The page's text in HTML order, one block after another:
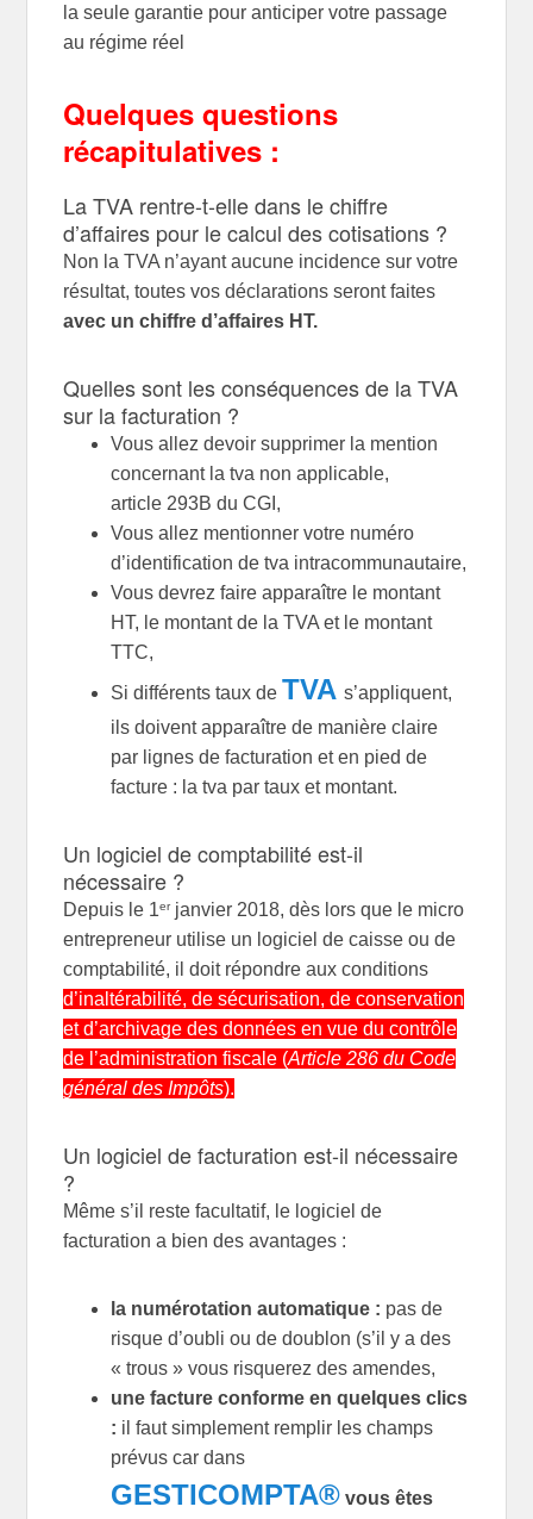
la seule garantie pour anticiper votre passage
au régime réel
Quelques questions
récapitulatives :
LaTVA rentre-t-elle dans le chiffre
d’affaires pour le calcul des cotisations ?
Non laTVA n’ayant aucune incidence sur votre
résultat, toutes vos déclarations seront faites
avec un chiffre d’affaires HT.
Quelles sont les conséquences de laTVA
sur la facturation ?
Vous allez devoir supprimer la mention
concernant la tva non applicable,
article 293B duCGI,
Vous allez mentionner votre numéro
d’identification de tva intracommunautaire,
Vous devrez faire apparaître le montant
HT, le montant de la TVA et le montant
TTC,
Si différents taux de TVAs’appliquent,
ils doivent apparaître de manière claire
par lignes de facturation et en pied de
facture : la tva par taux et montant.
Un logiciel de comptabilité est-il
nécessaire ?
Depuis le 1erjan­vier 2018, dès lors que le micro
entre­pre­neur utilise un logi­ciel de caisse ou de
comp­ta­bi­lité, il doit répondre aux condi­tions
d’inaltérabilité, de sécu­ri­sa­tion, de conser­va­tion
et d’archivage des don­nées en vue du contrôle
de l’administration fis­cale (Article 286 du Code
géné­ral des Impôts).
Un logiciel de facturation est-il nécessaire
?
Même s’il reste facultatif, le logiciel de
facturation a bien des avantages :
la numérotation automatique : pas de
risque d’oubli ou de doublon (s’il y a des
« trous » vous risquerez des amendes,
une facture conforme en quelques clics
: il faut simplement remplir les champs
prévus car dans
GESTICOMPTA® vous êtes